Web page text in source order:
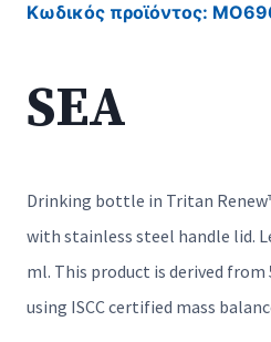
Κωδικός προϊόντος:
SEA
Drinking bottle in Tritan
with stainless steel handle lid.
ml. This product is derived
using ISCC certified mass